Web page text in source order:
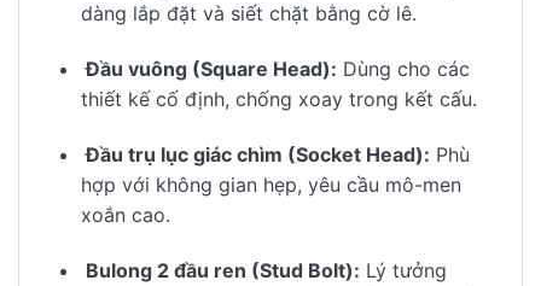
dàng lắp đặt và siết chặt bằng cờ lê.
Đầu vuông (Square Head): Dùng cho các
thiết kế cố định, chống xoay trong kết cấu.
Đầu trụ lục giác chìm (Socket Head): Phù
hợp với không gian hẹp, yêu cầu mô-men
xoắn cao.
Bulong 2 đầu ren (Stud Bolt): Lý tưởng